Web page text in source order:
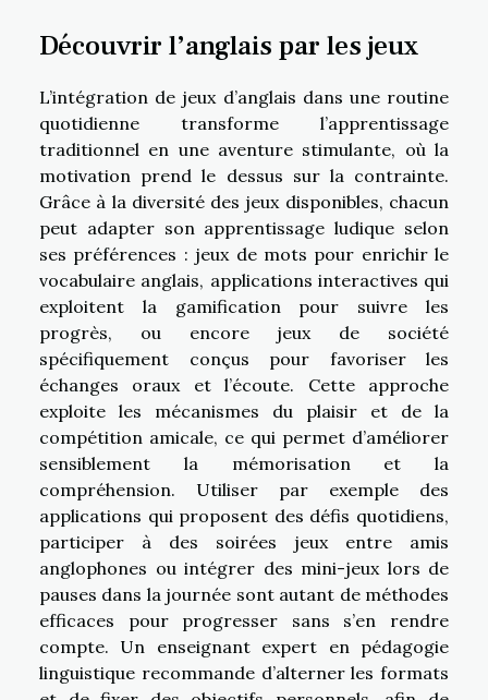
Découvrir l’anglais par les jeux
L’intégration de jeux d’anglais dans une routine
quotidienne transforme l’apprentissage
traditionnel en une aventure stimulante, où la
motivation prend le dessus sur la contrainte.
Grâce à la diversité des jeux disponibles, chacun
peut adapter son apprentissage ludique selon
ses préférences : jeux de mots pour enrichir le
vocabulaire anglais, applications interactives qui
exploitent la gamification pour suivre les
progrès, ou encore jeux de société
spécifiquement conçus pour favoriser les
échanges oraux et l’écoute. Cette approche
exploite les mécanismes du plaisir et de la
compétition amicale, ce qui permet d’améliorer
sensiblement la mémorisation et la
compréhension. Utiliser par exemple des
applications qui proposent des défis quotidiens,
participer à des soirées jeux entre amis
anglophones ou intégrer des mini-jeux lors de
pauses dans la journée sont autant de méthodes
efficaces pour progresser sans s’en rendre
compte. Un enseignant expert en pédagogie
linguistique recommande d’alterner les formats